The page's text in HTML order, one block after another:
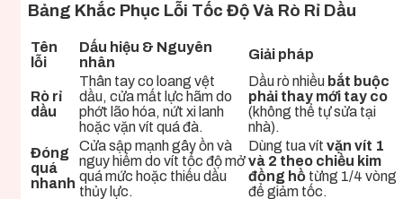
Bảng Khắc Phục Lỗi Tốc Độ Và Rò Rỉ Dầu
Tên
lỗi
Dấu hiệu & Nguyên
nhân
Giải pháp
Rò rỉ
dầu
Thân tay co loang vệt
dầu, cửa mất lực hãm do
phớt lão hóa, nứt xi lanh
hoặc vặn vít quá đà.
Dầu rò nhiều bắt buộc
phải thay mới tay co
(không thể tự sửa tại
nhà).
Đóng
quá
nhanh
Cửa sập mạnh gây ồn và
nguy hiểm do vít tốc độ mở
quá mức hoặc thiếu dầu
thủy lực.
Dùng tua vít vặn vít 1
và 2 theo chiều kim
đồng hồ từng 1/4 vòng
để giảm tốc.